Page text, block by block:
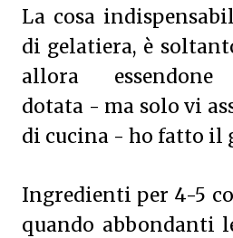
La cosa
di gelatiera, è
allora essendone
dotata - ma solo vi
di cucina - ho fatto il
Ingredienti per 4-5
quando abbondanti